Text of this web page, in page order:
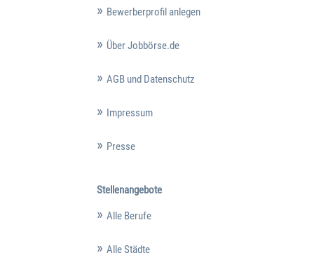
Bewerberprofil anlegen
Über Jobbörse.de
AGB und Datenschutz
Impressum
Presse
Stellenangebote
Alle Berufe
Alle Städte